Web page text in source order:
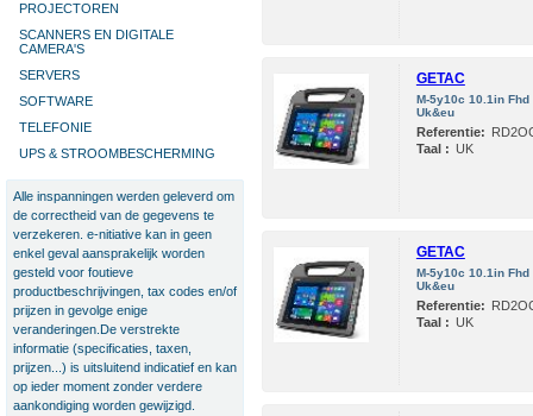
PROJECTOREN
SCANNERS EN DIGITALE
CAMERA'S
SERVERS
SOFTWARE
TELEFONIE
UPS & STROOMBESCHERMING
Alle inspanningen werden geleverd om
de correctheid van de gegevens te
verzekeren. e-nitiative kan in geen
enkel geval aansprakelijk worden
gesteld voor foutieve
productbeschrijvingen, tax codes en/of
prijzen in gevolge enige
veranderingen.De verstrekte
informatie (specificaties, taxen,
prijzen...) is uitsluitend indicatief en kan
op ieder moment zonder verdere
aankondiging worden gewijzigd.
GETAC
M-5y10c 10.1in Fhd
Uk&eu
Referentie:
Taal : UK
GETAC
M-5y10c 10.1in Fhd
Uk&eu
Referentie:
Taal : UK